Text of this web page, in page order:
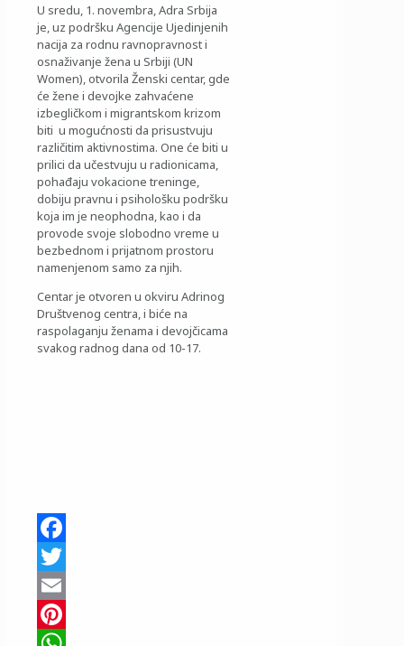
U sredu, 1. novembra, Adra Srbija
je, uz podršku Agencije Ujedinjenih
nacija za rodnu ravnopravnost i
osnaživanje žena u Srbiji (UN
Women), otvorila Ženski centar, gde
će žene i devojke zahvaćene
izbegličkom i migrantskom krizom
biti u mogućnosti da prisustvuju
različitim aktivnostima. One će biti u
prilici da učestvuju u radionicama,
pohađaju vokacione treninge,
dobiju pravnu i psihološku podršku
koja im je neophodna, kao i da
provode svoje slobodno vreme u
bezbednom i prijatnom prostoru
namenjenom samo za njih.
Centar je otvoren u okviru Adrinog
Društvenog centra, i biće na
raspolaganju ženama i devojčicama
svakog radnog dana od 10-17.
Facebook
Twitter
Email